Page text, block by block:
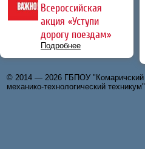
Всероссийская
акция «Уступи
дорогу поездам»
Подробнее
© 2014 — 2026 ГБПОУ "Комаричский
механико-технологический техникум"